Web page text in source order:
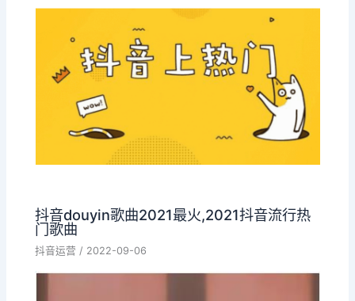
抖音douyin歌曲2021最火,2021抖音流行热
门歌曲
抖音运营 / 2022-09-06